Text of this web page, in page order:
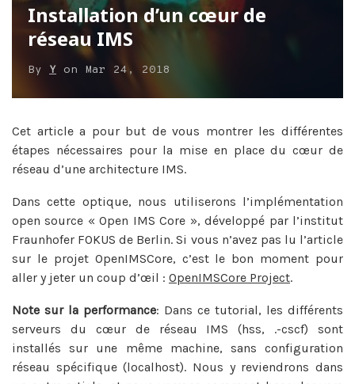
Installation d’un cœur de
réseau IMS
By Y on Mar 24, 2018
Cet article a pour but de vous montrer les différentes
étapes nécessaires pour la mise en place du cœur de
réseau d’une architecture IMS.
Dans cette optique, nous utiliserons l’implémentation
open source « Open IMS Core », développé par l’institut
Fraunhofer FOKUS de Berlin. Si vous n’avez pas lu l’article
sur le projet OpenIMSCore, c’est le bon moment pour
aller y jeter un coup d’œil : OpenIMSCore Project.
Note sur la performance: Dans ce tutorial, les différents
serveurs du cœur de réseau IMS (hss, .-cscf) sont
installés sur une même machine, sans configuration
réseau spécifique (localhost). Nous y reviendrons dans